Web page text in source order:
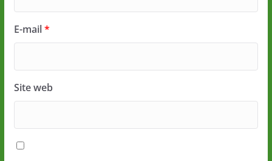
E-mail*
Site web